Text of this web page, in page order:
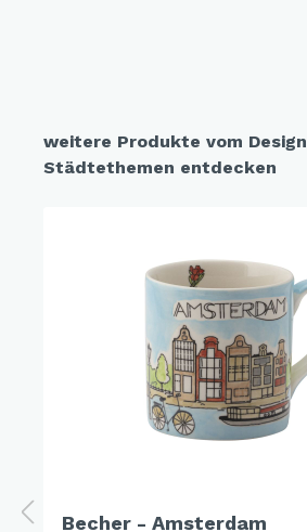
weitere Produkte vom Design
Städtethemen entdecken
Becher - Amsterdam